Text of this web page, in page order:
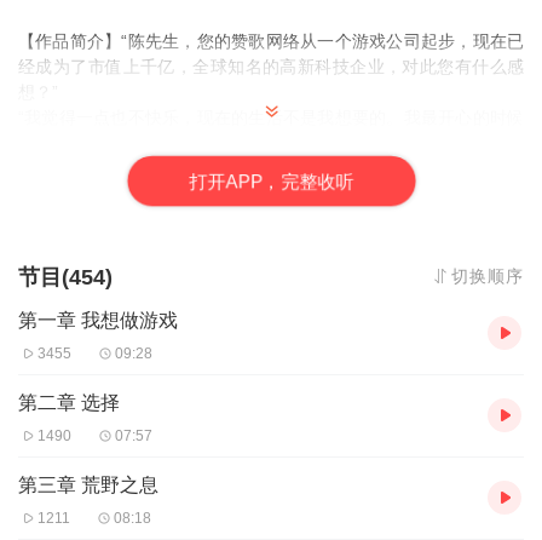
【作品简介】“陈先生，您的赞歌网络从一个游戏公司起步，现在已
经成为了市值上千亿，全球知名的高新科技企业，对此您有什么感
“我觉得一点也不快乐，现在的生活不是我想要的。我最开心的时候
【作者简介】禾亍矢
2、版权归原作者所有，严禁翻录成任何形式，严禁在任何第三方平
台传播，违者将追究其法律责任。
3、如在充值／购买环节遇到问题，您可通过页面右上方按钮，将页
面分享至微信内使用微信支付完成购买。
服：
第一步：您可在喜马拉雅APP【账号-联系客服】中咨询在线客服；
第二步：如果您无法联系上APP内在线客服，可关注【喜马拉雅
APP】公众号，通过下方菜单栏里【我的-在线客服】咨询在线客
服；
第三步：如果在线客服都未取得联系，也可拨打客服电话：400-
打开APP，完整收听
节目(454) 切换顺序
第一章 我想做游戏
3455 09:28
第二章 选择
1490 07:57
第三章 荒野之息
1211 08:18